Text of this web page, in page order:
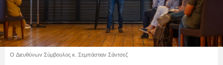
O Διευθύνων Σύμβουλος κ. Σεμπάστιαν Σάντσεζ